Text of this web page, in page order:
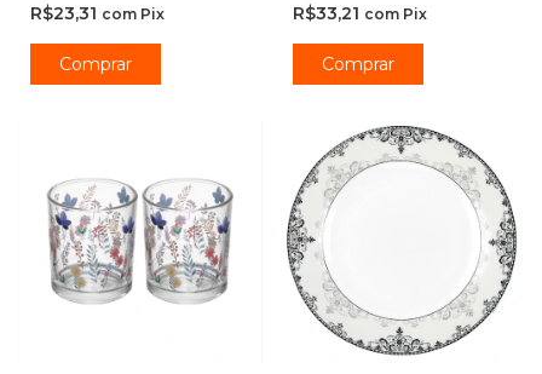
R$23,31 com Pix R$33,21 com Pix